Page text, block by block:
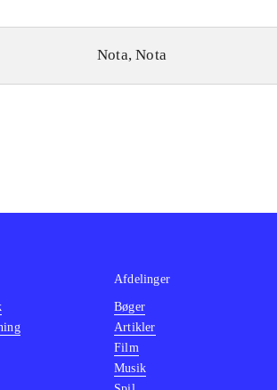
Nota, Nota
Afdelinger
Bøger
Artikler
Film
Musik